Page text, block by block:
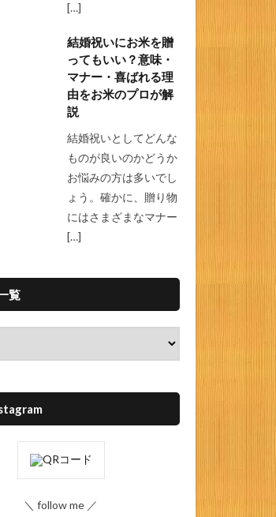
[…]
結婚祝いにお米を贈
ってもいい？意味・
マナー・喜ばれる理
由をお米のプロが解
説
結婚祝いとしてどんな
ものが良いのかどうか
お悩みの方は多いでし
ょう。確かに、贈り物
にはさまざまなマナー
[…]
覧
＼ follow me ／